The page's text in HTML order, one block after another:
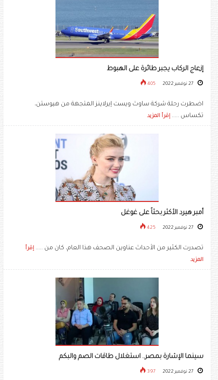
إزعاج الركاب يجبر طائرة على الهبوط
405
اضطرت رحلة شركة ساوث ويست إيرلاينز المتجهة من هيوستن،
تكساس ..... إقرأ المزيد
أمبر هيرد الأكثر بحثاً على غوغل
425
تصدرت الكثير من الأحداث عناوين الصحف هذا العام، كان من ..... إقرأ
المزيد
سينما الإشارة بمصر.. استغلال طاقات الصم والبكم
397